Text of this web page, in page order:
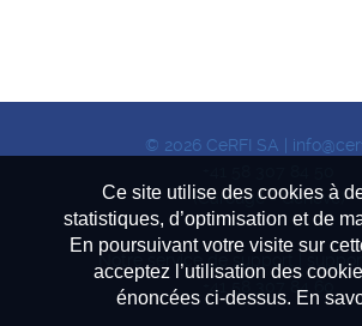
© 2026 CeRFI SA |
(Carouge - Genève)
Notre service de support |
+41 58 307 84 60
Ce site utilise des cookies à
statistiques, d’optimisation et de
En poursuivant votre visite sur
acceptez l’utilisation des
énoncées ci-dessus. En